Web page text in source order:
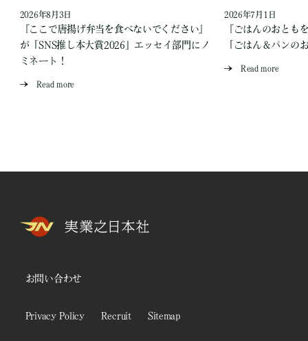
2026年8月3日
『ここで唐揚げ弁当を食べないでください』
が「SNS推し本大賞2026」エッセイ部門にノ
ミネート！
Read more
2026年7月1日
『ごはんのおとも
「ごはん＆パンの
Read more
お問い合わせ
Privacy Policy Recruit Sitemap